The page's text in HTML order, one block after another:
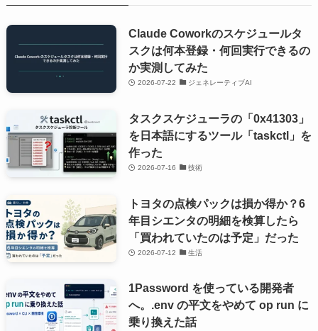
Claude Coworkのスケジュールタ
スクは何本登録・何回実行できるの
か実測してみた
2026-07-22 ジェネレーティブAI
タスクスケジューラの「0x41303」
を日本語にするツール「taskctl」を
作った
2026-07-16 技術
トヨタの点検パックは損か得か？6
年目シエンタの明細を検算したら
「買われていたのは予定」だった
2026-07-12 生活
1Password を使っている開発者
へ。.env の平文をやめて op run に
乗り換えた話